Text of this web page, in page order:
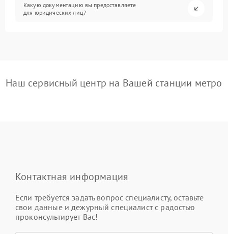
Какую документацию вы предоставляете
для юридических лиц?
Наш сервисный центр на Вашей станции метро
Контактная информация
Если требуется задать вопрос специалисту, оставьте
свои данные и дежурный специалист с радостью
проконсультирует Вас!